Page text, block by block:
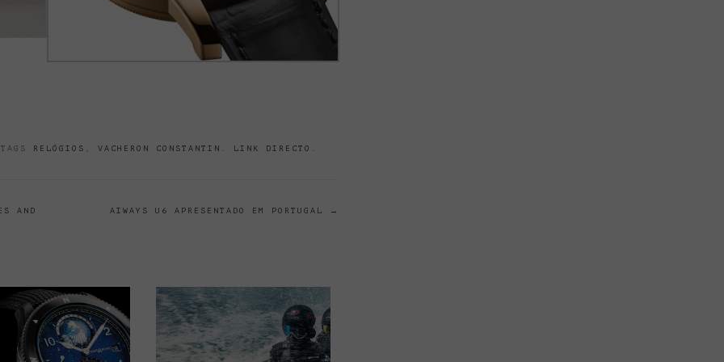
RELÓGIOS VACHERON CONSTANTIN LINK DIRECTO
AND
AIWAYS U6 APRESENTADO EM PORTUGAL →